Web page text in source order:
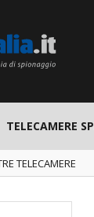
TELECAMERE
TELECAMERE